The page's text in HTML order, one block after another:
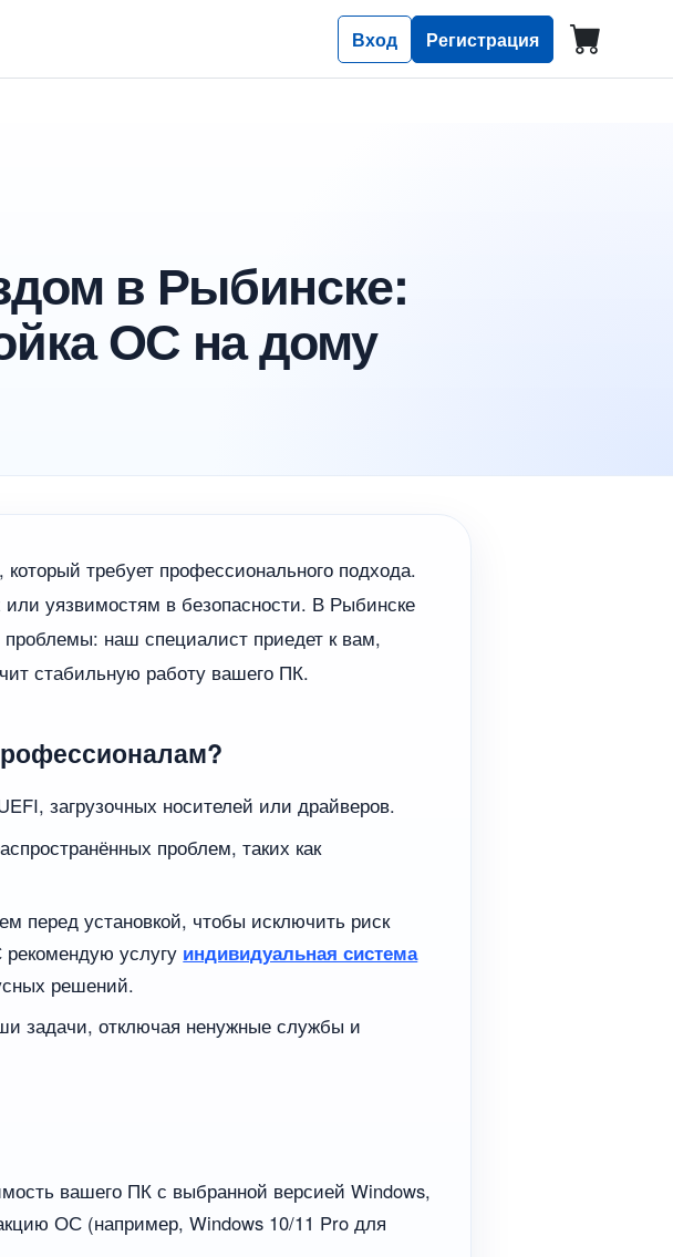
Вход Регистрация
в Рыбинске:
ОС на дому
требует профессионального подхода.
уязвимостям в безопасности. В Рыбинске
проблемы: наш специалист приедет к вам,
стабильную работу вашего ПК.
загрузочных носителей или драйверов.
проблем, таких как
перед установкой, чтобы исключить риск
услугу индивидуальная система
решений.
задачи, отключая ненужные службы и
вашего ПК с выбранной версией Windows,
ОС (например, Windows 10/11 Pro для